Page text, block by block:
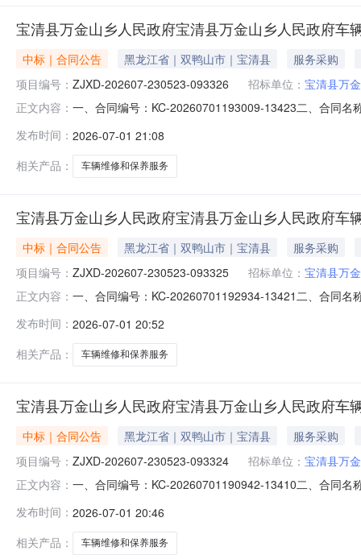
宝清县万金山乡人民政府宝清县万金山乡人民政府车
中标｜合同公告 黑龙江省｜双鸭山市｜宝清县
服务采购
项目编号： ZJXD-202607-230523-093326 招标单位： 宝清县万
正文内容： 一、合同编号：KC-20260701193009-13423二、合同
宝清县车友汽车修理厂地址：宝清县宝清镇人民路双元
发布时间： 2026-07-01 21:08
相关产品：
车辆维修和保养服务
宝清县万金山乡人民政府宝清县万金山乡人民政府车
中标｜合同公告 黑龙江省｜双鸭山市｜宝清县
服务采购
项目编号： ZJXD-202607-230523-093325 招标单位： 宝清县万
正文内容： 一、合同编号：KC-20260701192934-13421二、合同
方)：宝清县盛达汽车修配厂地址：宝清县通达路通达街
发布时间： 2026-07-01 20:52
相关产品：
车辆维修和保养服务
宝清县万金山乡人民政府宝清县万金山乡人民政府车
中标｜合同公告 黑龙江省｜双鸭山市｜宝清县
服务采购
项目编号： ZJXD-202607-230523-093324 招标单位： 宝清县万
正文内容： 一、合同编号：KC-20260701190942-13410二、合同
方)：宝清县盛达汽车修配厂地址：宝清县通达路通达街
发布时间： 2026-07-01 20:46
相关产品：
车辆维修和保养服务